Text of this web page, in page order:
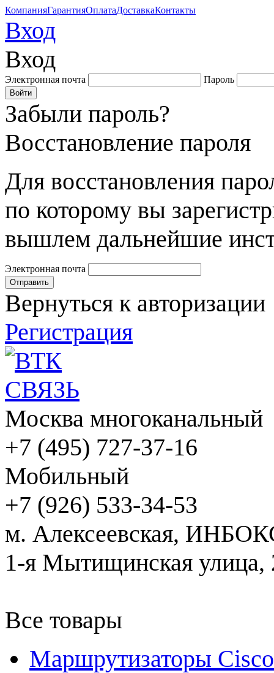
КомпанияГарантияОплатаДоставкаКонтакты
Вход
Вход
Электронная почта Пароль
Забыли пароль?
Восстановление пароля
Для восстановления
по которому вы
вышлем дальнейшие
Электронная почта
Вернуться к авторизации
Регистрация
Москва многоканальный
+7 (495) 727-37-16
Мобильный
+7 (926) 533-34-53
м. Алексеевская,
1-я Мытищинская улица,
Все товары
Маршрутизаторы Cisco